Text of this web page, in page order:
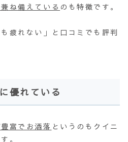
ね備えている のも特徴です。
疲れない」と口コミでも評判
優れている
富でお洒落 というのもクイニ
。